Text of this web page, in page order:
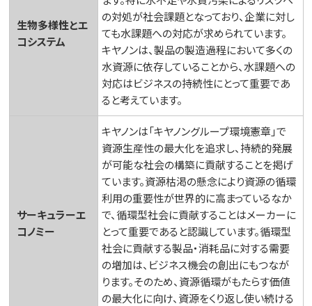
生物多様性とエ
コシステム
の対処が社会課題となっており、企業に対し
ても水課題への対応が求められています。
キヤノンは、製品の製造過程において多くの
水資源に依存していることから、水課題への
対応はビジネスの持続性にとって重要であ
ると考えています。
サーキュラーエ
コノミー
キヤノンは「キヤノングループ環境憲章」で
資源生産性の最大化を追求し、持続的発展
が可能な社会の構築に貢献することを掲げ
ています。資源枯渇の懸念により資源の循環
利用の重要性が世界的に高まっているなか
で、循環型社会に貢献することはメーカーに
とって重要であると認識しています。循環型
社会に貢献する製品・消耗品に対する需要
の増加は、ビジネス機会の創出にもつなが
ります。そのため、資源循環がもたらす価値
の最大化に向け、資源をくり返し使い続ける